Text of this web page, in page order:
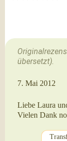
übersetzt).
7. Mai 2012
Liebe Laura
Vielen Dank